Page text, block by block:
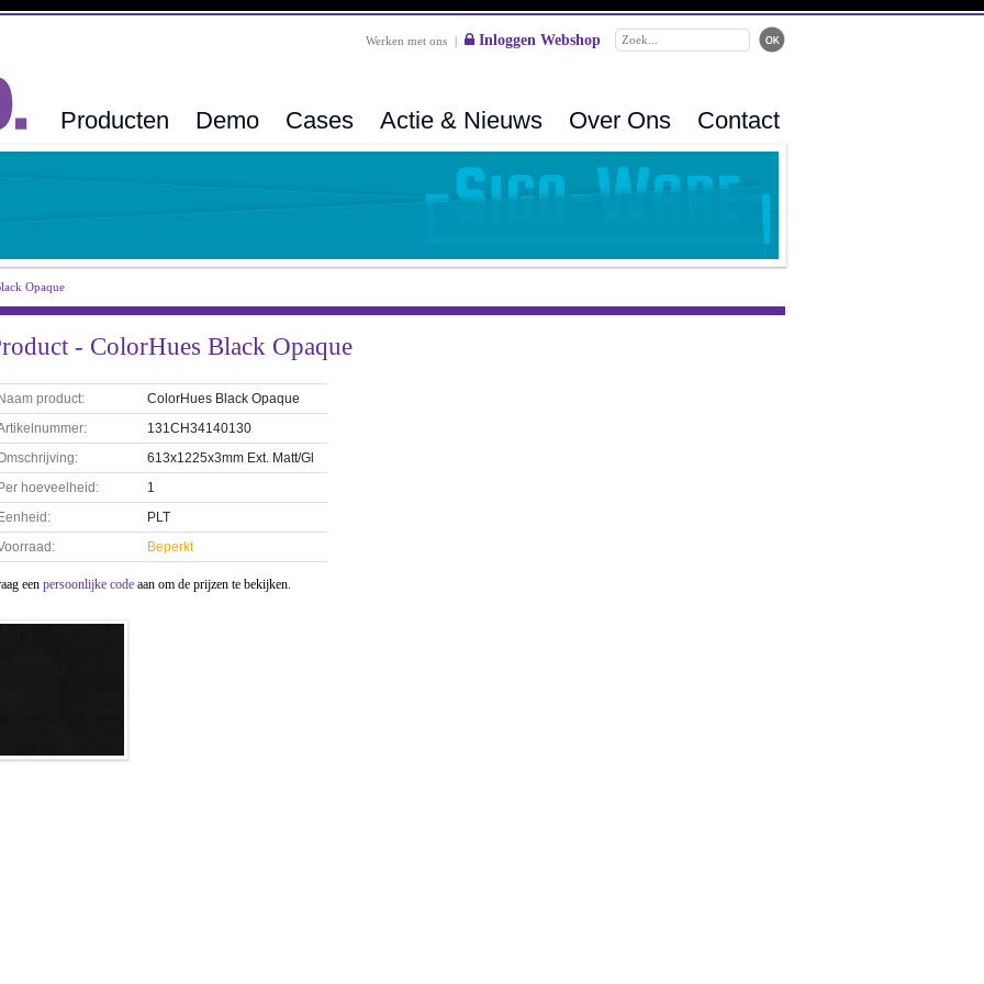
Werken met ons | Inloggen Webshop
Producten Demo Cases Actie & Nieuws Over Ons Contact
Opaque
- ColorHues Black Opaque
product:
ColorHues Black Opaque
131CH34140130
613x1225x3mm Ext. Matt/Gl
hoeveelheid:
1
PLT
Beperkt
een persoonlijke code aan om de prijzen te bekijken.